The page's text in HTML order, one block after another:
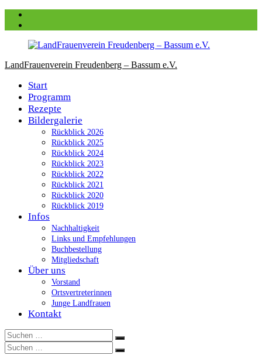
Zum
Inhalt
LandFrauenverein Freudenberg – Bassum e.V.
Start
Programm
Rezepte
Bildergalerie
Rückblick 2026
Rückblick 2025
Rückblick 2024
Rückblick 2023
Rückblick 2022
Rückblick 2021
Rückblick 2020
Rückblick 2019
Infos
Nachhaltigkeit
Links und Empfehlungen
Buchbestellung
Mitgliedschaft
Über uns
Vorstand
Ortsvertreterinnen
Junge Landfrauen
Kontakt
Suchen
nach:
Suchen
Suchen
nach:
Suchen